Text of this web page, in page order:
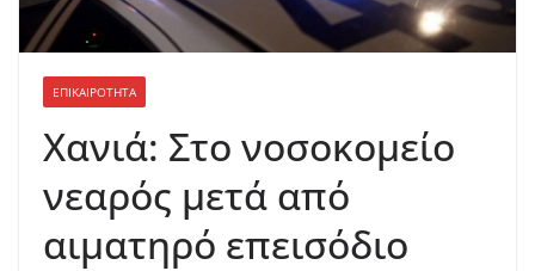
ΕΠΙΚΑΙΡΟΤΗΤΑ
Χανιά: Στο νοσοκομείο
νεαρός μετά από
αιματηρό επεισόδιο